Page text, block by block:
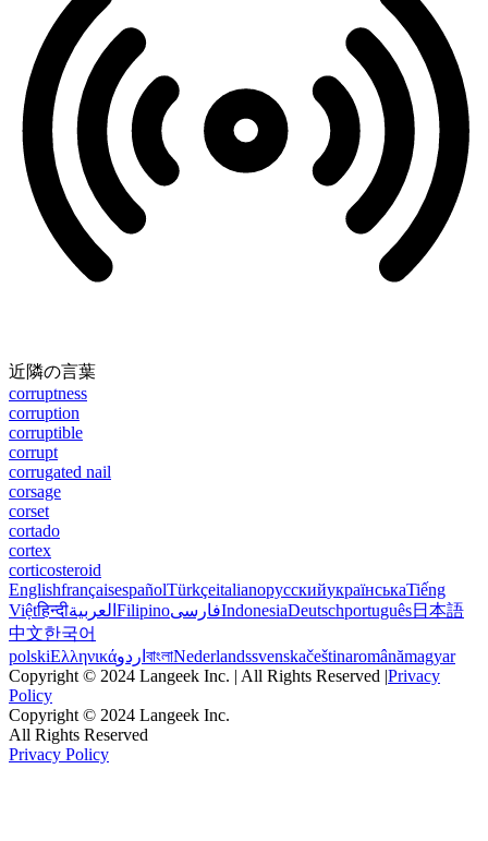
近隣の言葉
corruptness
corruption
corruptible
corrupt
corrugated nail
corsage
corset
cortado
cortex
corticosteroid
EnglishfrançaisespañolTürkçeitalianoрусскийукраїнськаTiếng
Việtहिन्दीالعربية FilipinoفارسیIndonesiaDeutschportuguês日本語
中文한국어
polskiΕλληνικάاردو বাংলাNederlandssvenskačeštinaromânămagyar
Copyright © 2024 Langeek Inc. | All Rights Reserved |Privacy
Policy
Copyright © 2024 Langeek Inc.
All Rights Reserved
Privacy Policy